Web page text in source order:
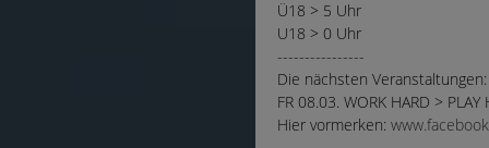
Ü18 > 5 Uhr
U18 > 0 Uhr
----------------
Die nächsten Veranstaltungen:
FR 08.03. WORK HARD >
Hier vormerken: